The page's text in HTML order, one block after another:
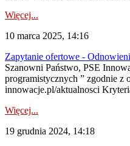
Więcej...
10 marca 2025, 14:16
Zapytanie ofertowe -
Szanowni Państwo, PSE
programistycznych ” zgodnie z
innowacje.pl/aktualnosci
Więcej...
19 grudnia 2024, 14:18